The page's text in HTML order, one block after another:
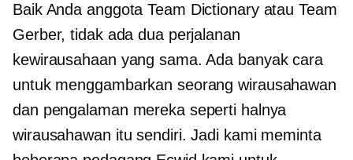
Baik Anda anggota Team Dictionary atau Team
Gerber, tidak ada dua perjalanan
kewirausahaan yang sama. Ada banyak cara
untuk menggambarkan seorang wirausahawan
dan pengalaman mereka seperti halnya
wirausahawan itu sendiri. Jadi kami meminta